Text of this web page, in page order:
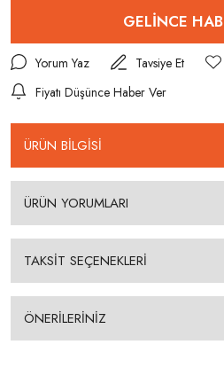
GELİNCE
Yorum Yaz
Tavsiye Et
Fiyatı Düşünce Haber Ver
ÜRÜN BİLGİSİ
ÜRÜN YORUMLARI
TAKSİT SEÇENEKLERİ
ÖNERİLERİNİZ